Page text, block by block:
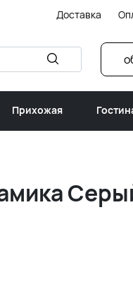
Доставка
Прихожая